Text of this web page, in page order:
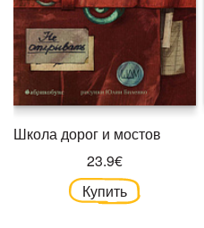
Школа дорог и мостов
23.9€
Купить